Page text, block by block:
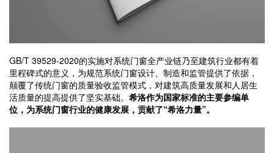
GB/T 39529-2020的实施对系统门窗全产业链乃至建筑行业都有着
里程碑式的意义，为规范系统门窗设计、制造和监管提供了依据，
颠覆了传统门窗的质量验收监管模式，对建筑高质量发展和人居生
活质量的提高提供了坚实基础。 希洛作为国家标准的主要参编单
位，为系统门窗行业的健康发展，贡献了“希洛力量”。